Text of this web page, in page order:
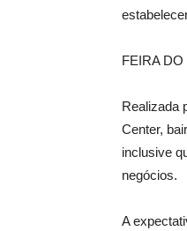
FEIRA
Realizada
Center,
inclusive
negócios.
A